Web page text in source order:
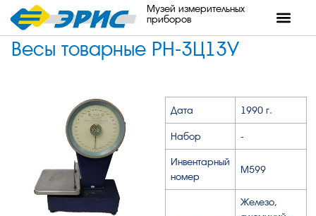
Музей измерительных
приборов
Весы товарные РН-3Ц13У
Дата 1990 г.
Набор -
Инвентарный
номер
М599
Железо,